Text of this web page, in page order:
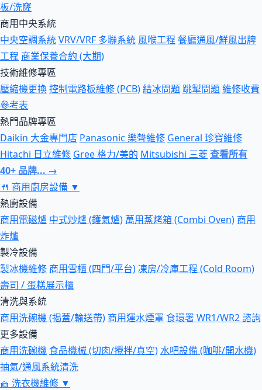
板/洗窿
商用中央系統
中央空調系統VRV/VRF 多聯系統 風喉工程 餐廳通風/鮮風出牌
工程 商業保養合約 (大期)
技術維修專區
壓縮機更換控制電路板維修 (PCB)結冰問題跳掣問題維修收費
參考表
熱門品牌專區
Daikin 大金專門店 Panasonic 樂聲維修 General 珍寶維修
Hitachi 日立維修 Gree 格力/美的 Mitsubishi 三菱查看所有
40+ 品牌... →
🍴 商用廚房設備 ▼
熱廚設備
商用電磁爐 中式炒爐 (鑊氣爐) 萬用蒸烤箱 (Combi Oven) 商用
炸爐
製冷設備
製冰機維修 商用雪櫃 (四門/平台)凍房/冷庫工程 (Cold Room)
壽司 / 蛋糕展示櫃
清洗與系統
商用洗碗機 (揭蓋/輸送帶) 商用運水煙罩 食環署 WR1/WR2 諮詢
更多設備
商用洗碗機 食品機械 (切肉/攪拌/真空)水吧設備 (咖啡/開水機)
抽氣/通風系統清洗
🧺 洗衣機維修 ▼